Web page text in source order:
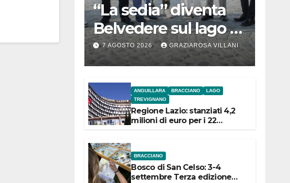
“La sedia” diventa
Belvedere sul lago di
Bracciano: ieri
l’inaugurazione
7 AGOSTO 2026 GRAZIAROSA VILLANI
ANGUILLARA BRACCIANO
LAGO
TREVIGNANO
Regione Lazio: stanziati 4,2
milioni di euro per i 22
BRACCIANO
Bosco di San Celso: 3-4
settembre Terza edizione